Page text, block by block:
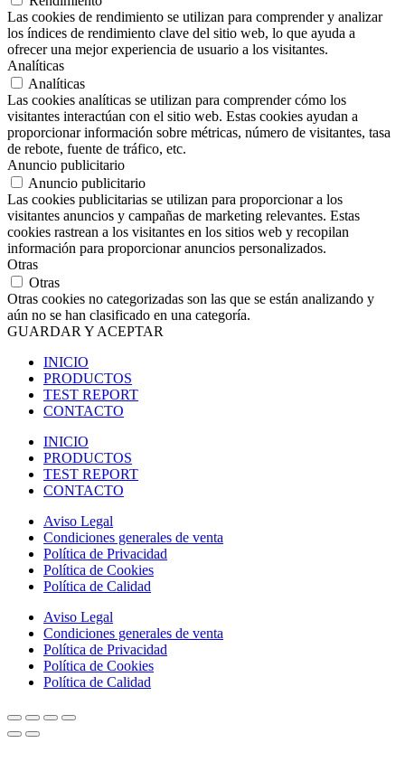
Las cookies de rendimiento se utilizan para comprender y analizar
los índices de rendimiento clave del sitio web, lo que ayuda a
ofrecer una mejor experiencia de usuario a los visitantes.
Analíticas
Analíticas
Las cookies analíticas se utilizan para comprender cómo los
visitantes interactúan con el sitio web. Estas cookies ayudan a
proporcionar información sobre métricas, número de visitantes, tasa
de rebote, fuente de tráfico, etc.
Anuncio publicitario
Anuncio publicitario
Las cookies publicitarias se utilizan para proporcionar a los
visitantes anuncios y campañas de marketing relevantes. Estas
cookies rastrean a los visitantes en los sitios web y recopilan
información para proporcionar anuncios personalizados.
Otras
Otras
Otras cookies no categorizadas son las que se están analizando y
aún no se han clasificado en una categoría.
GUARDAR Y ACEPTAR
INICIO
PRODUCTOS
TEST REPORT
CONTACTO
INICIO
PRODUCTOS
TEST REPORT
CONTACTO
Aviso Legal
Condiciones generales de venta
Política de Privacidad
Política de Cookies
Política de Calidad
Aviso Legal
Condiciones generales de venta
Política de Privacidad
Política de Cookies
Política de Calidad